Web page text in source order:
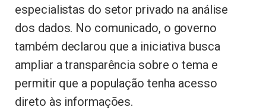
especialistas do setor privado na análise
dos dados. No comunicado, o governo
também declarou que a iniciativa busca
ampliar a transparência sobre o tema e
permitir que a população tenha acesso
direto às informações.